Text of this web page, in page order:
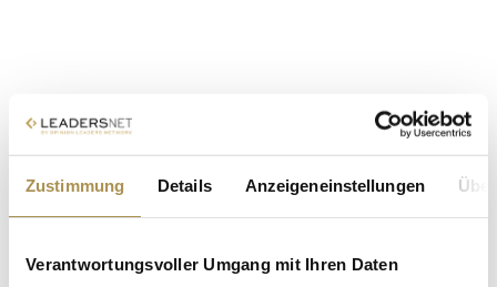
Zustimmung Details Anzeigeneinstellungen
Verantwortungsvoller Umgang mit Ihren Daten